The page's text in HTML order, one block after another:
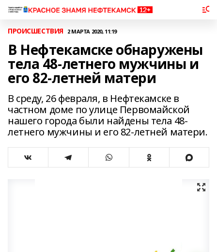
ПРОИСШЕСТВИЯ 2 МАРТА 2020, 11:19
В Нефтекамске обнаружены
тела 48-летнего мужчины и
его 82-летней матери
В среду, 26 февраля, в Нефтекамске в
частном доме по улице Первомайской
нашего города были найдены тела 48-
летнего мужчины и его 82-летней матери.